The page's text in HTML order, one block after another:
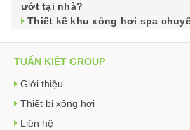
ướt tại nhà?
Thiết kế khu xông hơi spa
TUẤN KIỆT GROUP
Giới thiệu
Thiết bị xông hơi
Liên hệ